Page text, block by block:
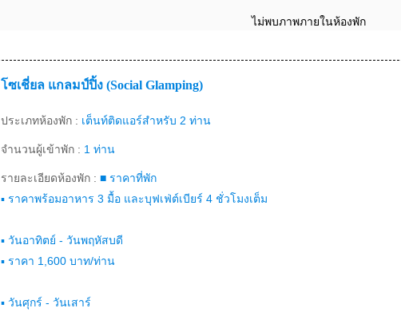
ไม่พบภาพภายในห้องพัก
โซเชี่ยล แกลมป์ปิ้ง (Social Glamping)
ประเภทห้องพัก : เต็นท์ติดแอร์สำหรับ 2 ท่าน
จำนวนผู้เข้าพัก : 1 ท่าน
รายละเอียดห้องพัก : ■ ราคาที่พัก
▪ ราคาพร้อมอาหาร 3 มื้อ และบุฟเฟ่ต์เบียร์ 4 ชั่วโมงเต็ม
▪ วันอาทิตย์ - วันพฤหัสบดี
▪ ราคา 1,600 บาท/ท่าน
▪ วันศุกร์ - วันเสาร์